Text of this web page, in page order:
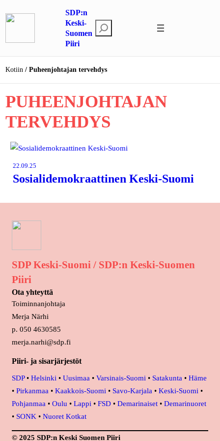
sisältöön
SDP:n
Keski-
Suomen
Piiri
t
Kotiin Puheenjohtajan tervehdys
PUHEENJOHTAJAN
TERVEHDYS
22.09.25
Sosialidemokraattinen Keski-Suomi
SDP Keski-Suomi / SDP:n Keski-Suomen
Piiri
Ota yhteyttä
Toiminnanjohtaja
Merja Närhi
p. 050 4630585
merja.narhi@sdp.fi
Piiri- ja sisarjärjestöt
SDP• Helsinki • Uusimaa • Varsinais-Suomi • Satakunta • Häme
• Pirkanmaa • Kaakkois-Suomi • Savo-Karjala • Keski-Suomi •
Pohjanmaa • Oulu • Lappi • FSD • Demarinaiset • Demarinuoret
• SONK • Nuoret Kotkat
© 2025 SDP:n Keski Suomen Piiri